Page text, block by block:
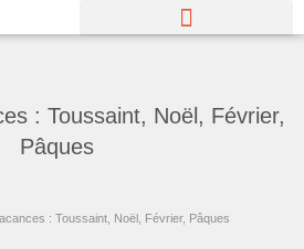
: Toussaint, Noël, Février,
Pâques
: Toussaint, Noël, Février, Pâques